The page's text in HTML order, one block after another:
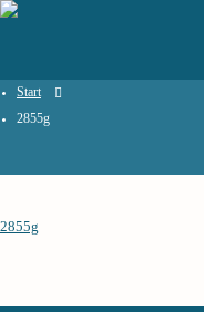
Start
2855g
2855g